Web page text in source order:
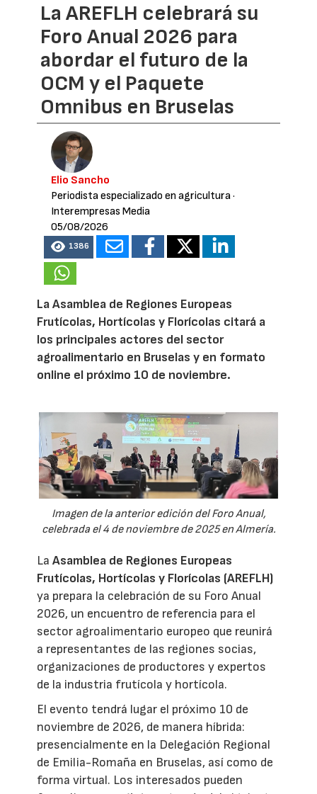
La AREFLH celebrará su
Foro Anual 2026 para
abordar el futuro de la
OCM y el Paquete
Omnibus en Bruselas
Elio Sancho
Periodista especializado en agricultura·
Interempresas Media
05/08/2026
1386
La Asamblea de Regiones Europeas
Frutícolas, Hortícolas y Florícolas citará a
los principales actores del sector
agroalimentario en Bruselas y en formato
online el próximo 10 de noviembre.
Imagen de la anterior edición del Foro Anual,
celebrada el 4 de noviembre de 2025 en Almería.
LaAsamblea de Regiones Europeas
Frutícolas, Hortícolas y Florícolas (AREFLH)
ya prepara la celebración de su Foro Anual
2026, un encuentro de referencia para el
sector agroalimentario europeo que reunirá
a representantes de las regiones socias,
organizaciones de productores y expertos
de la industria frutícola y hortícola.
El evento tendrá lugar el próximo 10 de
noviembre de 2026, de manera híbrida:
presencialmente en la Delegación Regional
de Emilia-Romaña en Bruselas, así como de
forma virtual. Los interesados pueden